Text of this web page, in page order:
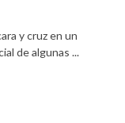
y cruz en un
de algunas ...